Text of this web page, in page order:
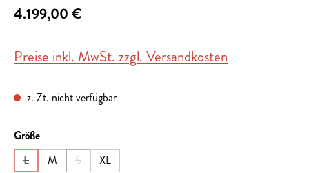
4.199,00 €
Preise inkl. MwSt. zzgl. Versandkosten
z. Zt. nicht verfügbar
Größeauswählen
L
(Diese Option ist zurzeit nicht verfügbar.)
M S
(Diese Option ist zurzeit nicht verfügbar.)
XL